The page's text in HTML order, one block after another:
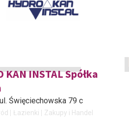
KAN INSTAL Spółka
Święciechowska 79 c
Łazienki Zakupy i Handel